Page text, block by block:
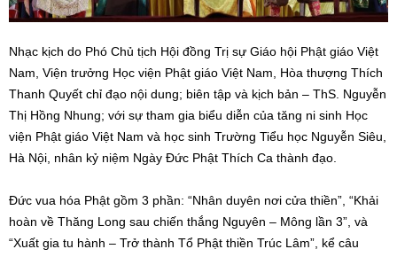
Nhạc kịch do Phó Chủ tịch Hội đồng Trị sự Giáo hội Phật giáo Việt
Nam, Viện trưởng Học viện Phật giáo Việt Nam, Hòa thượng Thích
Thanh Quyết chỉ đạo nội dung; biên tập và kịch bản – ThS. Nguyễn
Thị Hồng Nhung; với sự tham gia biểu diễn của tăng ni sinh Học
viện Phật giáo Việt Nam và học sinh Trường Tiểu học Nguyễn Siêu,
Hà Nội, nhân kỷ niệm Ngày Đức Phật Thích Ca thành đạo.
Đức vua hóa Phật gồm 3 phần: “Nhân duyên nơi cửa thiền”, “Khải
hoàn về Thăng Long sau chiến thắng Nguyên – Mông lần 3”, và
“Xuất gia tu hành – Trở thành Tổ Phật thiền Trúc Lâm”, kể câu